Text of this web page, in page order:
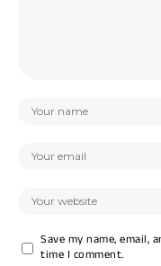
Save my name,
time I comment.